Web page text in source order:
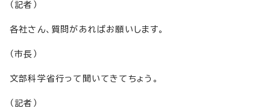
（記者）
各社さん、質問があればお願いします。
（市長）
文部科学省行って聞いてきてちょう。
（記者）